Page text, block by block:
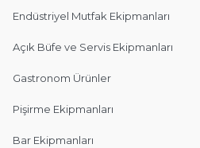
Endüstriyel Mutfak Ekipmanları
Açık Büfe ve Servis Ekipmanları
Gastronom Ürünler
Pişirme Ekipmanları
Bar Ekipmanları